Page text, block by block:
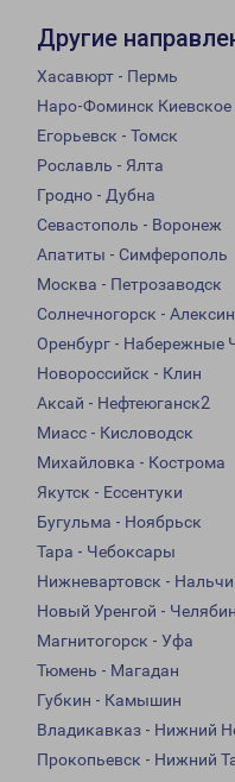
Другие
Хасавюрт - Пермь
Наро-Фоминск
Егорьевск - Томск
Рославль - Ялта
Гродно - Дубна
Севастополь - Воронеж
Апатиты - Симферополь
Москва - Петрозаводск
Солнечногорск - Алексин
Оренбург - Набережные
Новороссийск - Клин
Аксай - Нефтеюганск2
Миасс - Кисловодск
Михайловка - Кострома
Якутск - Ессентуки
Бугульма - Ноябрьск
Тара - Чебоксары
Нижневартовск -
Новый Уренгой -
Магнитогорск - Уфа
Тюмень - Магадан
Губкин - Камышин
Владикавказ - Нижний
Прокопьевск - Нижний